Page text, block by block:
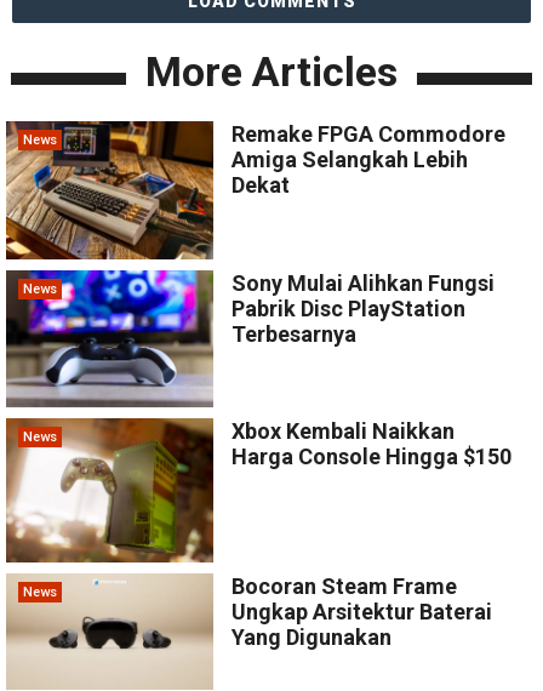
More Articles
News
Remake FPGA Commodore
Amiga Selangkah Lebih
Dekat
News
Sony Mulai Alihkan Fungsi
Pabrik Disc PlayStation
Terbesarnya
News
Xbox Kembali Naikkan
Harga Console Hingga $150
News
Bocoran Steam Frame
Ungkap Arsitektur Baterai
Yang Digunakan